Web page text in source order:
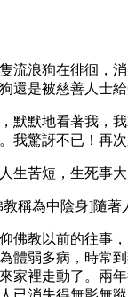
流浪狗在徘徊，
還是被慈善人士
默默地看著我，
我驚訝不已！再
生苦短，生死事
教稱為中陰身]隨著
佛教以前的往事
體弱多病，時常
家裡走動了。兩